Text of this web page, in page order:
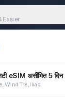
Easier
eSIM असीमित 5 दिन
Wind Tre, Iliad